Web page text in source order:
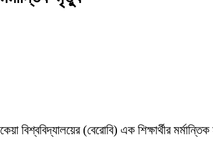
বিশ্ববিদ্যালয়ের (বেরোবি) এক শিক্ষার্থীর